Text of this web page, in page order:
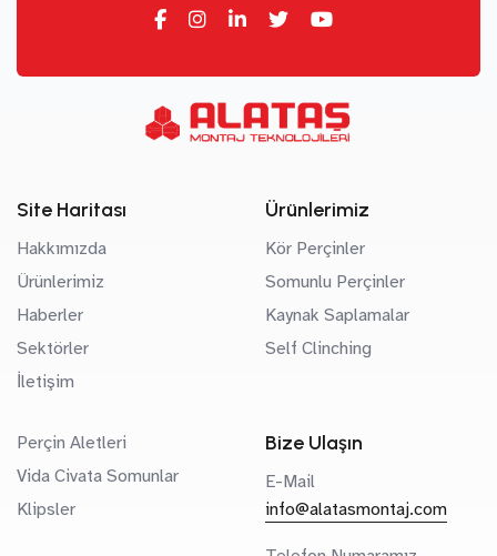
Site Haritası
Hakkımızda
Ürünlerimiz
Haberler
Sektörler
İletişim
Ürünlerimiz
Kör Perçinler
Somunlu Perçinler
Kaynak Saplamalar
Self Clinching
Perçin Aletleri
Vida Civata Somunlar
Klipsler
Bize Ulaşın
E-Mail
info@alatasmontaj.com